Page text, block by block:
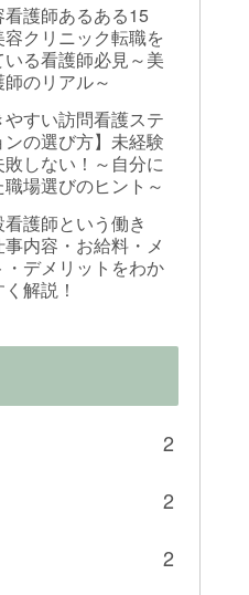
看護師あるある15
クリニック転職を
る看護師必見～美
のリアル～
やすい訪問看護ステ
ンの選び方】未経験
敗しない！～自分に
職場選びのヒント～
看護師という働き
内容・お給料・メ
・デメリットをわか
解説！
2
2
2